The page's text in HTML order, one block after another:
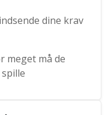
dine krav
meget må de